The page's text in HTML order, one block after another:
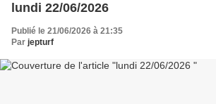
lundi 22/06/2026
Publié le 21/06/2026 à 21:35
Par jepturf